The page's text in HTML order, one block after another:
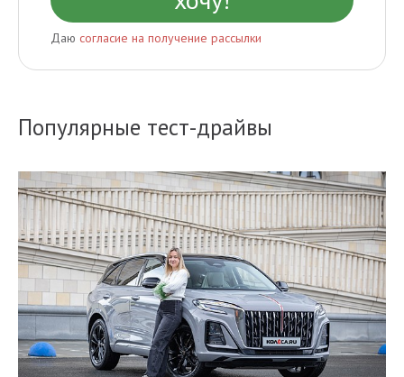
Даю согласие на получение рассылки
Популярные тест-драйвы